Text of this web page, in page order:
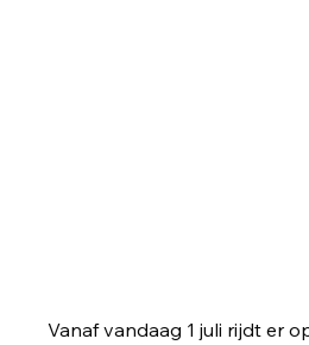
Vanaf vandaag 1 juli rijdt er